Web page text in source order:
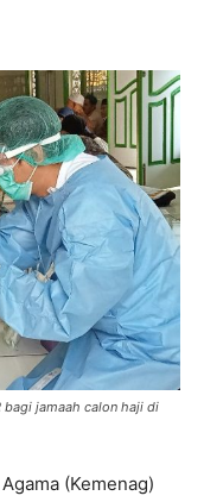
bagi jamaah calon haji di
(Kemenag)